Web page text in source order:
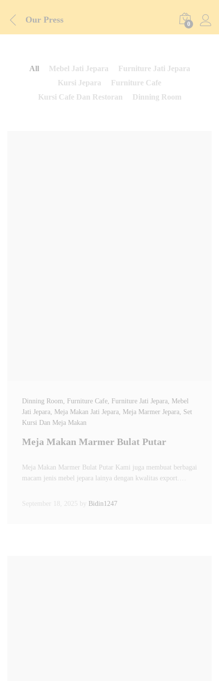
Our Press 0
All Mebel Jati Jepara
Furniture Jati Jepara
Kursi Jepara
Furniture Cafe
Kursi Cafe Dan Restoran
Dinning Room
Dinning Room, Furniture Cafe, Furniture Jati Jepara, Mebel
Jati Jepara, Meja Makan Jati Jepara, Meja Marmer Jepara, Set
Kursi Dan Meja Makan
Meja Makan Marmer Bulat Putar
Meja Makan Marmer Bulat Putar Kami juga membuat berbagai
macam jenis mebel jepara lainya dengan kwalitas export.…
September 18, 2025 by Bidin1247